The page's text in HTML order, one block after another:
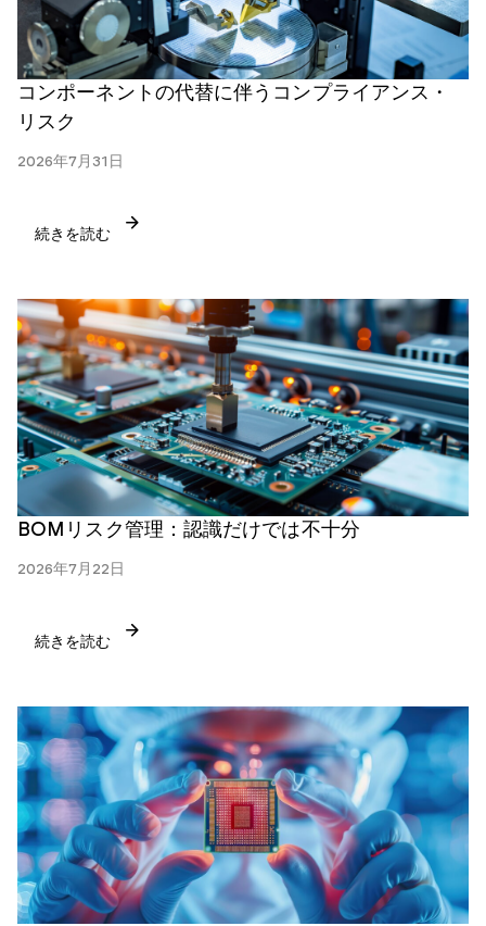
コンポーネントの代替に伴うコンプライアンス・
リスク
2026年7月31日
続きを読む
BOMリスク管理：認識だけでは不十分
2026年7月22日
続きを読む